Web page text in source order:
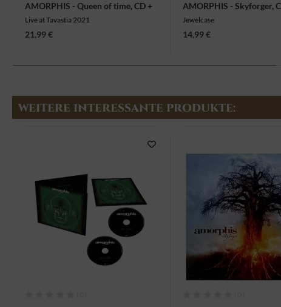
AMORPHIS - Queen of time, CD +
Blu-ray
Live at Tavastia 2021
21,99 €
AMORPHIS - Skyforger,
Jewelcase
14,99 €
WEITERE INTERESSANTE PRODUKTE: